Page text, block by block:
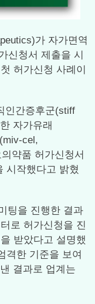
가 자가면역
신청서 제출을 시
허가신청 사례이
인간증후군(stiff
자가유래
cel,
약품 허가신청서
시작했다고 밝혔
팅을 진행한 결과
로 허가신청을 진
받았다고 설명했
격한 기준을 보여
결과로 업계는